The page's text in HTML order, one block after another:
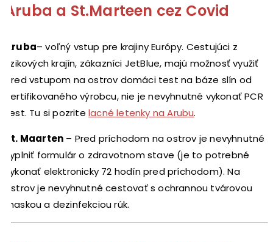
Aruba a St.Marteen cez Covid
Aruba– voľný vstup pre krajiny Európy. Cestujúci z
rizikových krajín, zákazníci JetBlue, majú možnosť využiť
pred vstupom na ostrov domáci test na báze slín od
certifikovaného výrobcu, nie je nevyhnutné vykonať PCR
test. Tu si pozrite lacné letenky na Arubu.
St. Maarten – Pred príchodom na ostrov je nevyhnutné
vyplniť formulár o zdravotnom stave (je to potrebné
vykonať elektronicky 72 hodín pred príchodom). Na
ostrov je nevyhnutné cestovať s ochrannou tvárovou
maskou a dezinfekciou rúk.